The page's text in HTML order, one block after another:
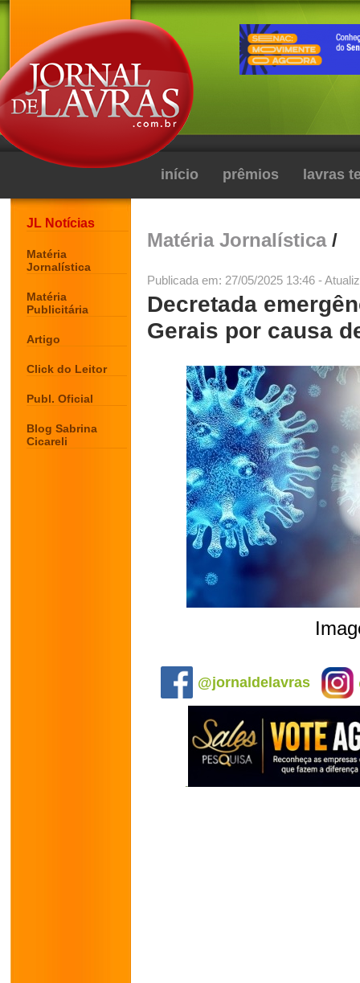
início prêmios lavras
JL Notícias
Matéria
Jornalística
Matéria
Publicitária
Artigo
Click do Leitor
Publ. Oficial
Blog Sabrina
Cicareli
Matéria Jornalística/
Publicada em: 27/05/2025 13:46 -
Decretada
Gerais por causa
@jornaldelavras